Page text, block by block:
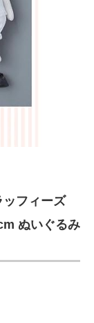
フィーズ
ぬいぐるみ